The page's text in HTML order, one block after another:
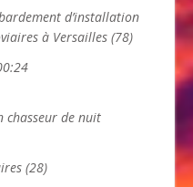
d’installation
à Versailles (78)
chasseur de nuit
(28)